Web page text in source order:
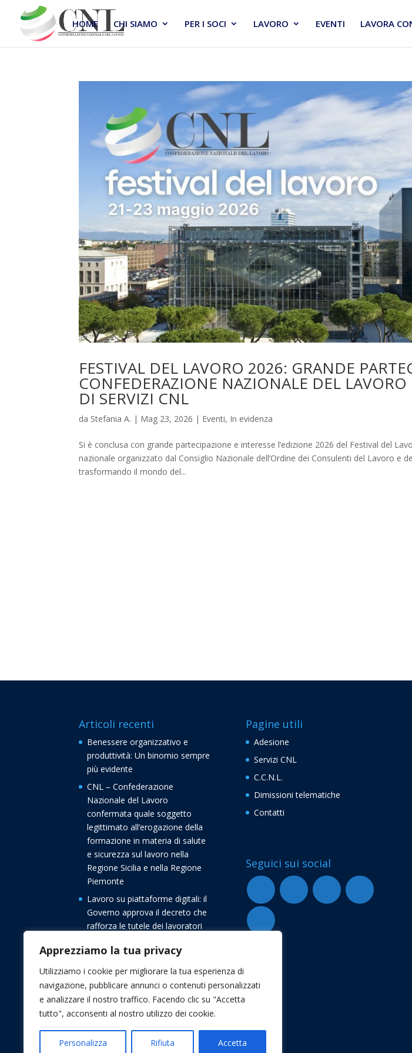
Apprezziamo la tua privacy
Utilizziamo i cookie per migliorare la tua esperienza di
navigazione, pubblicare annunci o contenuti personalizzati
e analizzare il nostro traffico. Facendo clic su "Accetta
tutto", acconsenti al nostro utilizzo dei cookie.
Personalizza Rifiuta Accetta
HOME CHI SIAMO PER I SOCI LAVORO EVENTI LAVORA
FESTIVAL DEL LAVORO 2026: GRANDE
CONFEDERAZIONE NAZIONALE DEL LAVORO
DI SERVIZI CNL
da Stefania A. | Mag 23, 2026 | Eventi, In evidenza
Si è conclusa con grande partecipazione e interesse l’edizione 2026 del Festival del
nazionale organizzato dal Consiglio Nazionale dell’Ordine dei Consulenti del Lavoro e
trasformando il mondo del...
Articoli recenti
Benessere organizzativo e
produttività: Un binomio sempre
più evidente
CNL – Confederazione
Nazionale del Lavoro
confermata quale soggetto
legittimato all’erogazione della
formazione in materia di salute
e sicurezza sul lavoro nella
Regione Sicilia e nella Regione
Piemonte
Lavoro su piattaforme digitali: il
Governo approva il decreto che
rafforza le tutele dei lavoratori
Confederazione Nazionale del
Lavoro CNL
Transizione 5.0, avvio delle
comunicazioni di conferma degli
investimenti
Pagine utili
Adesione
Servizi CNL
C.C.N.L.
Dimissioni telematiche
Contatti
Seguici sui social